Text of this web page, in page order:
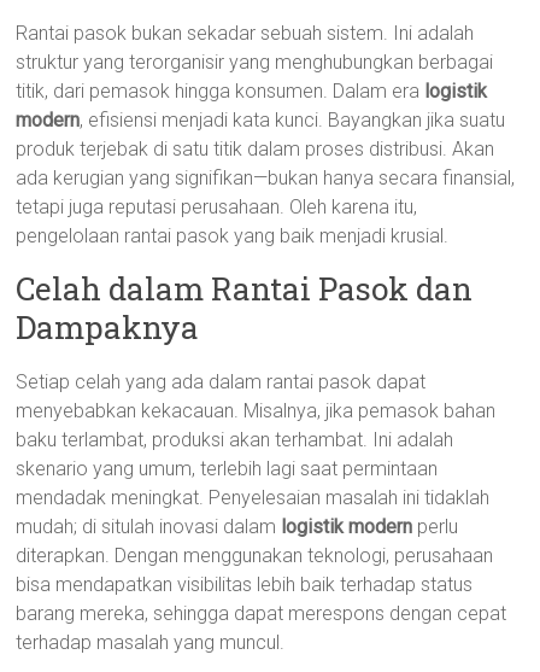
Rantai pasok bukan sekadar sebuah sistem. Ini adalah
struktur yang terorganisir yang menghubungkan berbagai
titik, dari pemasok hingga konsumen. Dalam era logistik
modern, efisiensi menjadi kata kunci. Bayangkan jika suatu
produk terjebak di satu titik dalam proses distribusi. Akan
ada kerugian yang signifikan—bukan hanya secara finansial,
tetapi juga reputasi perusahaan. Oleh karena itu,
pengelolaan rantai pasok yang baik menjadi krusial.
Celah dalam Rantai Pasok dan
Dampaknya
Setiap celah yang ada dalam rantai pasok dapat
menyebabkan kekacauan. Misalnya, jika pemasok bahan
baku terlambat, produksi akan terhambat. Ini adalah
skenario yang umum, terlebih lagi saat permintaan
mendadak meningkat. Penyelesaian masalah ini tidaklah
mudah; di situlah inovasi dalam logistik modern perlu
diterapkan. Dengan menggunakan teknologi, perusahaan
bisa mendapatkan visibilitas lebih baik terhadap status
barang mereka, sehingga dapat merespons dengan cepat
terhadap masalah yang muncul.